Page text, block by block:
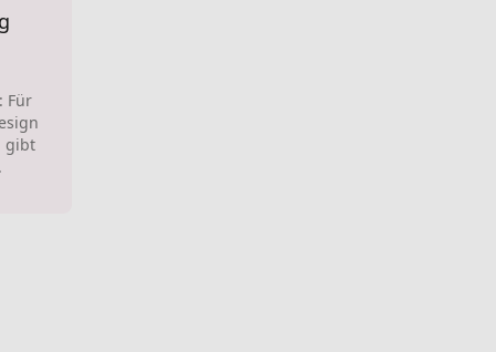
Für
gibt